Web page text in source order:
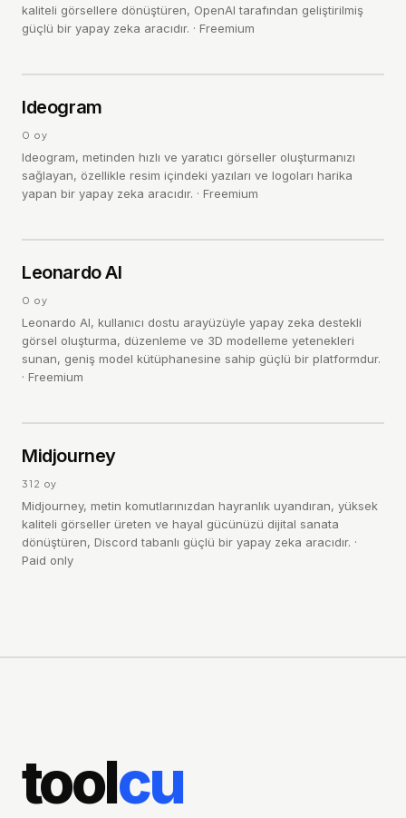
kaliteli görsellere dönüştüren, OpenAI tarafından geliştirilmiş
güçlü bir yapay zeka aracıdır. · Freemium
I
Ideogram
0 oy
Ideogram, metinden hızlı ve yaratıcı görseller oluşturmanızı
sağlayan, özellikle resim içindeki yazıları ve logoları harika
yapan bir yapay zeka aracıdır. · Freemium
L
Leonardo AI
0 oy
Leonardo AI, kullanıcı dostu arayüzüyle yapay zeka destekli
görsel oluşturma, düzenleme ve 3D modelleme yetenekleri
sunan, geniş model kütüphanesine sahip güçlü bir platformdur.
· Freemium
M
Midjourney
312 oy
Midjourney, metin komutlarınızdan hayranlık uyandıran, yüksek
kaliteli görseller üreten ve hayal gücünüzü dijital sanata
dönüştüren, Discord tabanlı güçlü bir yapay zeka aracıdır. ·
Paid only
toolcu